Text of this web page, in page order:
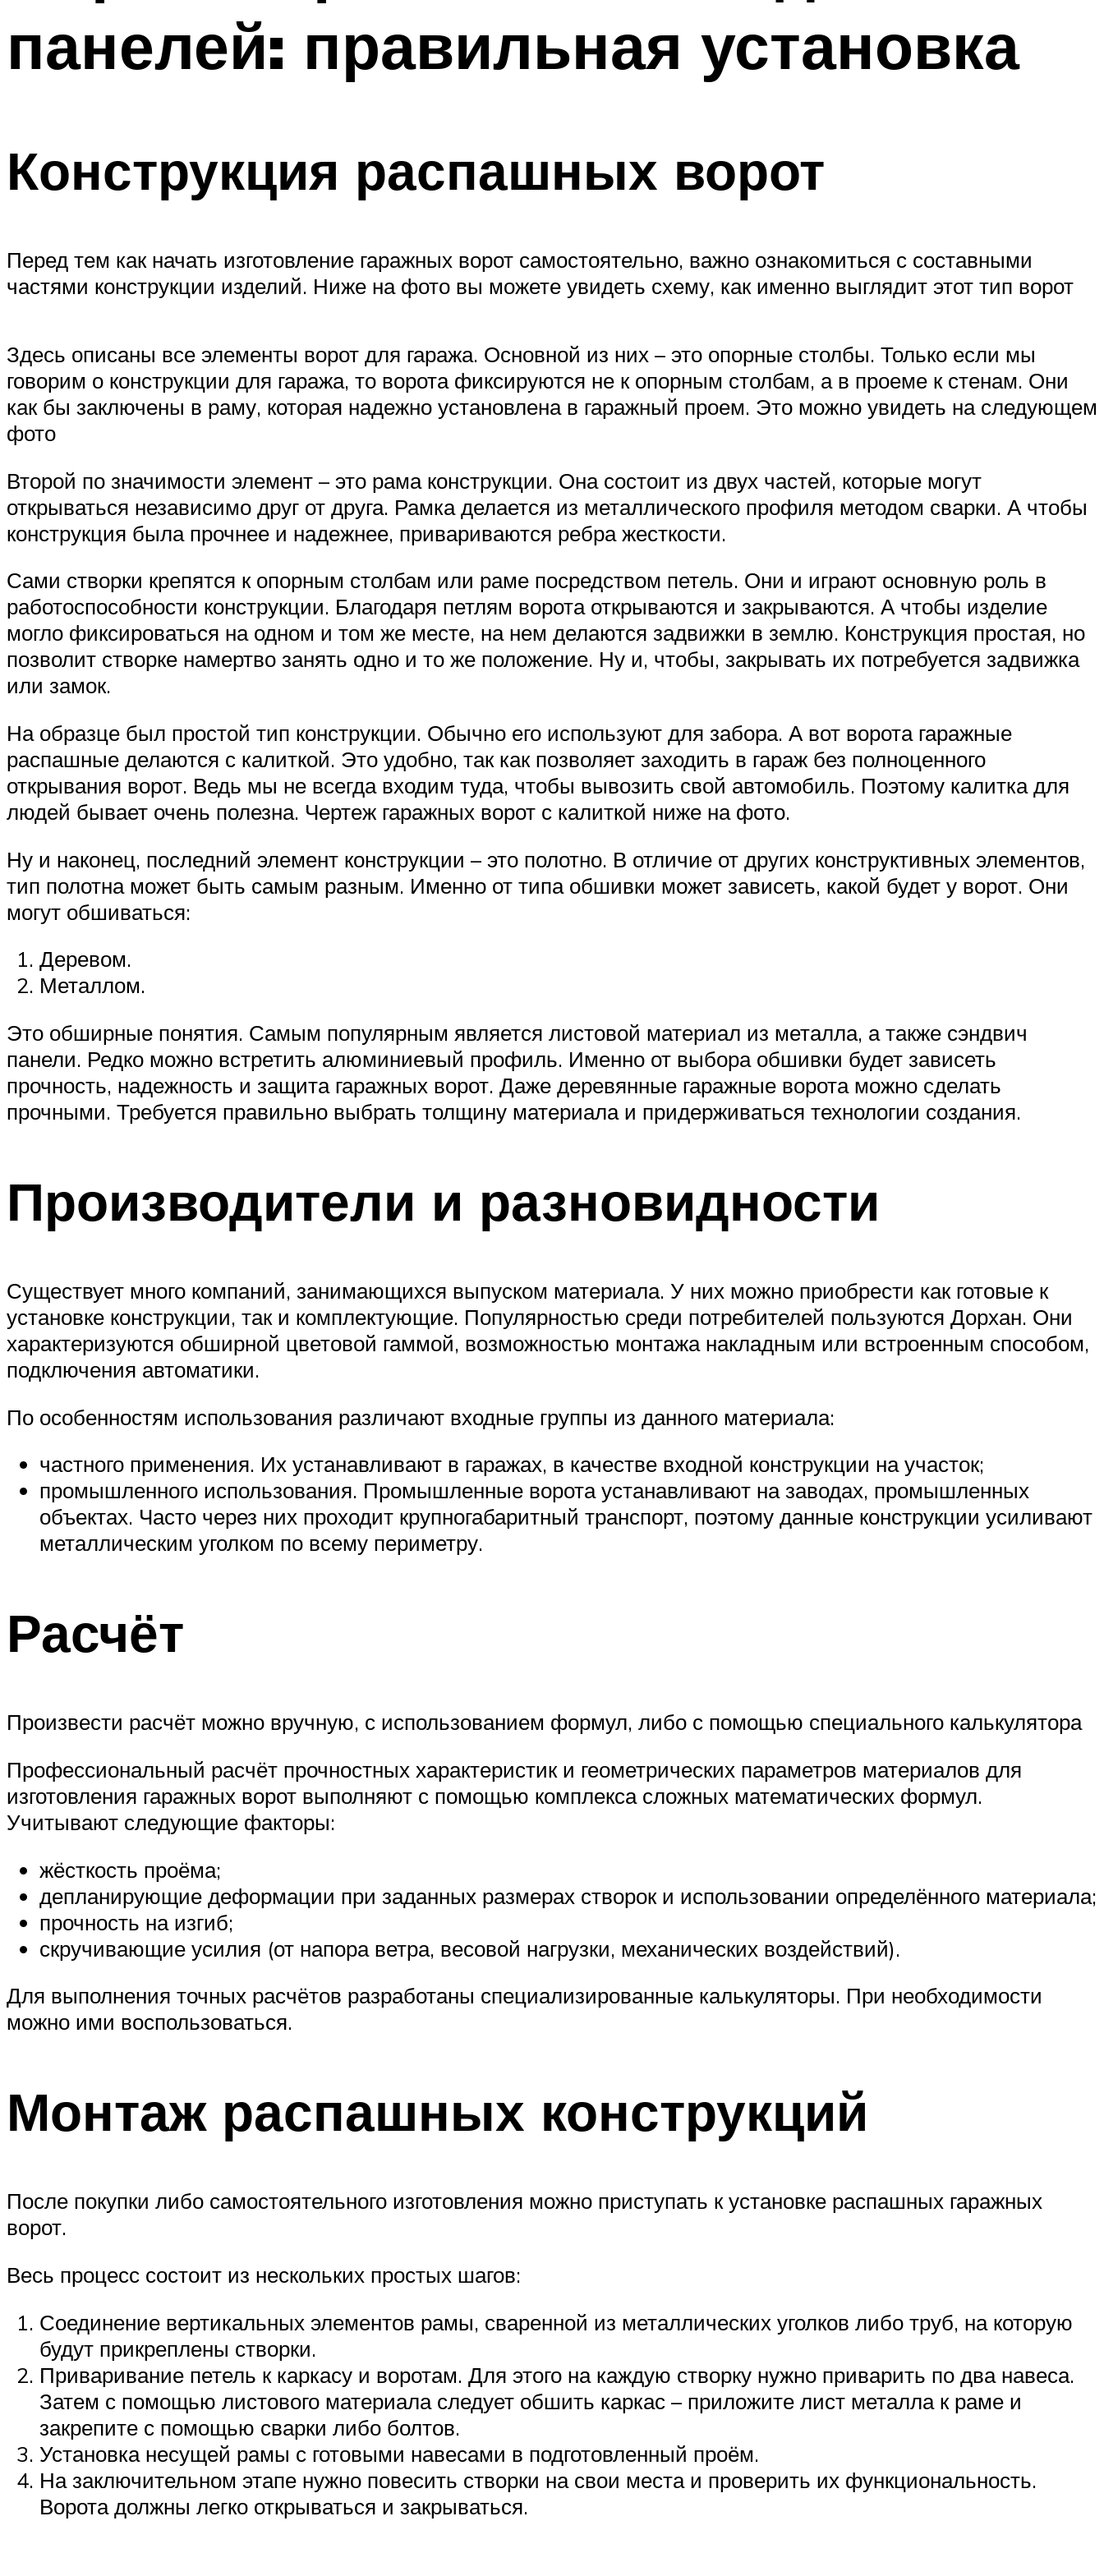
панелей: правильная установка
Конструкция распашных ворот
Перед тем как начать изготовление гаражных ворот самостоятельно, важно ознакомиться с составными
частями конструкции изделий. Ниже на фото вы можете увидеть схему, как именно выглядит этот тип ворот
Здесь описаны все элементы ворот для гаража. Основной из них – это опорные столбы. Только если мы
говорим о конструкции для гаража, то ворота фиксируются не к опорным столбам, а в проеме к стенам. Они
как бы заключены в раму, которая надежно установлена в гаражный проем. Это можно увидеть на следующем
фото
Второй по значимости элемент – это рама конструкции. Она состоит из двух частей, которые могут
открываться независимо друг от друга. Рамка делается из металлического профиля методом сварки. А чтобы
конструкция была прочнее и надежнее, привариваются ребра жесткости.
Сами створки крепятся к опорным столбам или раме посредством петель. Они и играют основную роль в
работоспособности конструкции. Благодаря петлям ворота открываются и закрываются. А чтобы изделие
могло фиксироваться на одном и том же месте, на нем делаются задвижки в землю. Конструкция простая, но
позволит створке намертво занять одно и то же положение. Ну и, чтобы, закрывать их потребуется задвижка
или замок.
На образце был простой тип конструкции. Обычно его используют для забора. А вот ворота гаражные
распашные делаются с калиткой. Это удобно, так как позволяет заходить в гараж без полноценного
открывания ворот. Ведь мы не всегда входим туда, чтобы вывозить свой автомобиль. Поэтому калитка для
людей бывает очень полезна. Чертеж гаражных ворот с калиткой ниже на фото.
Ну и наконец, последний элемент конструкции – это полотно. В отличие от других конструктивных элементов,
тип полотна может быть самым разным. Именно от типа обшивки может зависеть, какой будет у ворот. Они
могут обшиваться:
Деревом.
Металлом.
Это обширные понятия. Самым популярным является листовой материал из металла, а также сэндвич
панели. Редко можно встретить алюминиевый профиль. Именно от выбора обшивки будет зависеть
прочность, надежность и защита гаражных ворот. Даже деревянные гаражные ворота можно сделать
прочными. Требуется правильно выбрать толщину материала и придерживаться технологии создания.
Производители и разновидности
Существует много компаний, занимающихся выпуском материала. У них можно приобрести как готовые к
установке конструкции, так и комплектующие. Популярностью среди потребителей пользуются Дорхан. Они
характеризуются обширной цветовой гаммой, возможностью монтажа накладным или встроенным способом,
подключения автоматики.
По особенностям использования различают входные группы из данного материала:
частного применения. Их устанавливают в гаражах, в качестве входной конструкции на участок;
промышленного использования. Промышленные ворота устанавливают на заводах, промышленных
объектах. Часто через них проходит крупногабаритный транспорт, поэтому данные конструкции усиливают
металлическим уголком по всему периметру.
Расчёт
Произвести расчёт можно вручную, с использованием формул, либо с помощью специального калькулятора
Профессиональный расчёт прочностных характеристик и геометрических параметров материалов для
изготовления гаражных ворот выполняют с помощью комплекса сложных математических формул.
Учитывают следующие факторы:
жёсткость проёма;
депланирующие деформации при заданных размерах створок и использовании определённого материала;
прочность на изгиб;
скручивающие усилия (от напора ветра, весовой нагрузки, механических воздействий).
Для выполнения точных расчётов разработаны специализированные калькуляторы. При необходимости
можно ими воспользоваться.
Монтаж распашных конструкций
После покупки либо самостоятельного изготовления можно приступать к установке распашных гаражных
ворот.
Весь процесс состоит из нескольких простых шагов:
Соединение вертикальных элементов рамы, сваренной из металлических уголков либо труб, на которую
будут прикреплены створки.
Приваривание петель к каркасу и воротам. Для этого на каждую створку нужно приварить по два навеса.
Затем с помощью листового материала следует обшить каркас – приложите лист металла к раме и
закрепите с помощью сварки либо болтов.
Установка несущей рамы с готовыми навесами в подготовленный проём.
На заключительном этапе нужно повесить створки на свои места и проверить их функциональность.
Ворота должны легко открываться и закрываться.